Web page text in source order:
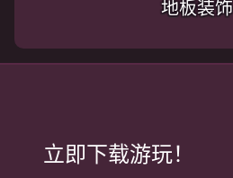
地板装饰
立即下载游玩！